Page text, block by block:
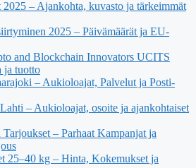
– Ajankohta, kuvasto ja tärkeimmät
2025 – Päivämäärät ja EU-
and Blockchain Innovators UCITS
ja tuotto
– Aukioloajat, Palvelut ja Posti-
– Aukioloajat, osoite ja ajankohtaiset
– Parhaat Kampanjat ja
25–40 kg – Hinta, Kokemukset ja